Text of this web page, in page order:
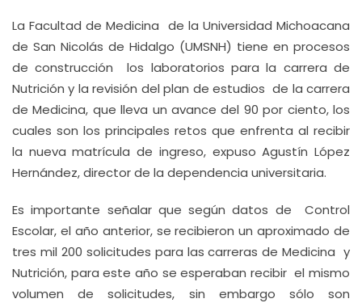
La Facultad de Medicina de la Universidad Michoacana
de San Nicolás de Hidalgo (UMSNH) tiene en procesos
de construcción los laboratorios para la carrera de
Nutrición y la revisión del plan de estudios de la carrera
de Medicina, que lleva un avance del 90 por ciento, los
cuales son los principales retos que enfrenta al recibir
la nueva matrícula de ingreso, expuso Agustín López
Hernández, director de la dependencia universitaria.
Es importante señalar que según datos de Control
Escolar, el año anterior, se recibieron un aproximado de
tres mil 200 solicitudes para las carreras de Medicina y
Nutrición, para este año se esperaban recibir el mismo
volumen de solicitudes, sin embargo sólo son